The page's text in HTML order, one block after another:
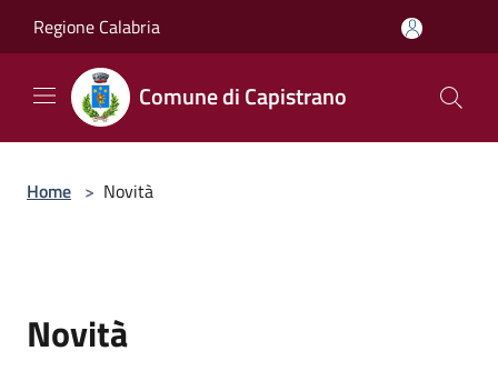
Regione Calabria
Comune di Capistrano
Home > Novità
Novità